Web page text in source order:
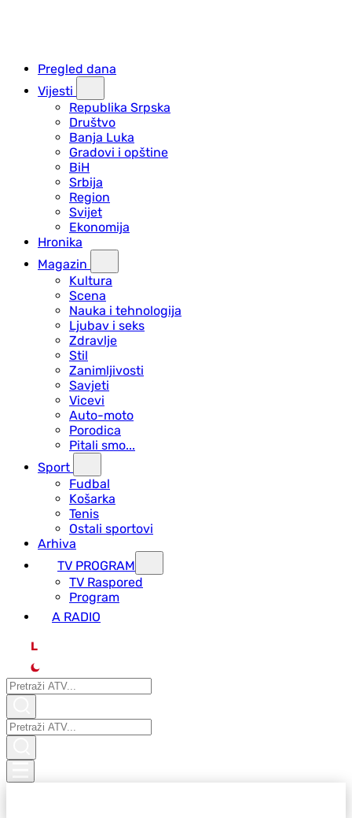
Pregled dana
Vijesti
Republika Srpska
Društvo
Banja Luka
Gradovi i opštine
BiH
Srbija
Region
Svijet
Ekonomija
Hronika
Magazin
Kultura
Scena
Nauka i tehnologija
Ljubav i seks
Zdravlje
Stil
Zanimljivosti
Savjeti
Vicevi
Auto-moto
Porodica
Pitali smo...
Sport
Fudbal
Košarka
Tenis
Ostali sportovi
Arhiva
TV PROGRAM
ТV Raspored
Program
A RADIO
L